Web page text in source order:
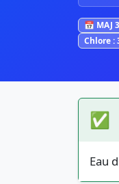
📅 MAJ
Chlore :
✅
Eau